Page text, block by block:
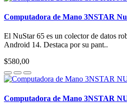
Computadora de Mano 3NSTAR
El NuStar 65 es un colector de datos
Android 14. Destaca por su pant..
$580,00
Computadora de Mano 3NSTAR